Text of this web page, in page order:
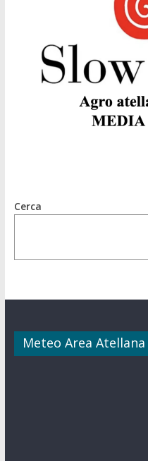
Cerca
Meteo Area Atellana